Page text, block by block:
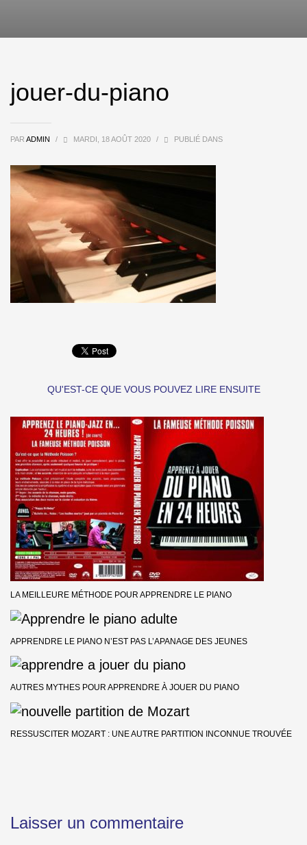
jouer-du-piano
PAR ADMIN / MARDI, 18 AOÛT 2020 / PUBLIÉ DANS
QU'EST-CE QUE VOUS POUVEZ LIRE ENSUITE
LA MEILLEURE MÉTHODE POUR APPRENDRE LE PIANO
APPRENDRE LE PIANO N’EST PAS L’APANAGE DES JEUNES
AUTRES MYTHES POUR APPRENDRE À JOUER DU PIANO
RESSUSCITER MOZART : UNE AUTRE PARTITION INCONNUE TROUVÉE
Laisser un commentaire